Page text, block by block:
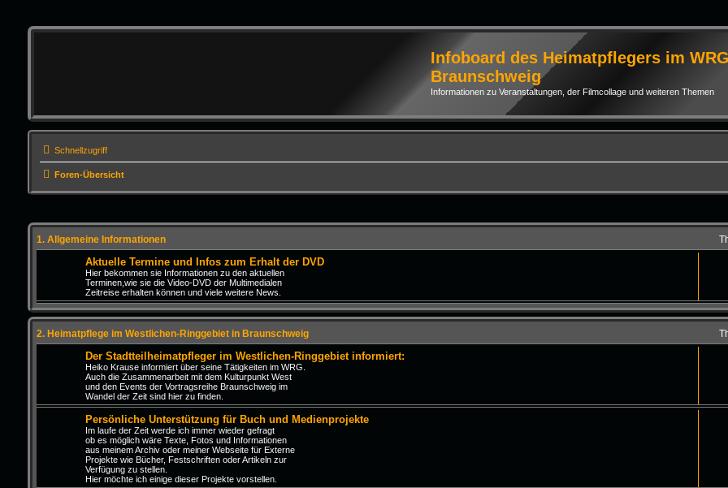
Infoboard des Heimatpflegers im WRG
Braunschweig
Informationen zu Veranstaltungen, der Filmcollage und weiteren Themen
Schnellzugriff
Foren-Übersicht
1. Allgemeine Informationen
Aktuelle Termine und Infos zum Erhalt der DVD
Hier bekommen sie Informationen zu den aktuellen
Terminen,wie sie die Video-DVD der Multimedialen
Zeitreise erhalten können und viele weitere News.
2. Heimatpflege im Westlichen-Ringgebiet in Braunschweig
Der Stadtteilheimatpfleger im Westlichen-Ringgebiet informiert:
Heiko Krause informiert über seine Tätigkeiten im WRG.
Auch die Zusammenarbeit mit dem Kulturpunkt West
und den Events der Vortragsreihe Braunschweig im
Wandel der Zeit sind hier zu finden.
Persönliche Unterstützung für Buch und Medienprojekte
Im laufe der Zeit werde ich immer wieder gefragt
ob es möglich wäre Texte, Fotos und Informationen
aus meinem Archiv oder meiner Webseite für Externe
Projekte wie Bücher, Festschriften oder Artikeln zur
Verfügung zu stellen.
Hier möchte ich einige dieser Projekte vorstellen.